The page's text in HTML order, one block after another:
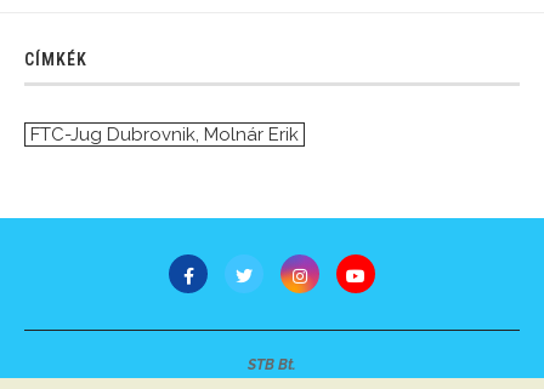
CÍMKÉK
FTC-Jug Dubrovnik, Molnár Erik
STB Bt.